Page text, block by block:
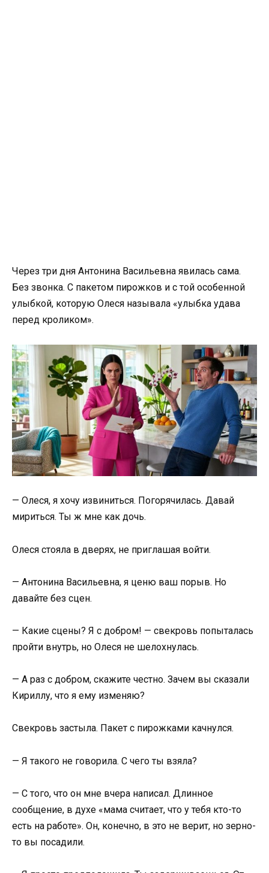
Через три дня Антонина Васильевна явилась сама.
Без звонка. С пакетом пирожков и с той особенной
улыбкой, которую Олеся называла «улыбка удава
перед кроликом».
— Олеся, я хочу извиниться. Погорячилась. Давай
мириться. Ты ж мне как дочь.
Олеся стояла в дверях, не приглашая войти.
— Антонина Васильевна, я ценю ваш порыв. Но
давайте без сцен.
— Какие сцены? Я с добром! — свекровь попыталась
пройти внутрь, но Олеся не шелохнулась.
— А раз с добром, скажите честно. Зачем вы сказали
Кириллу, что я ему изменяю?
Свекровь застыла. Пакет с пирожками качнулся.
— Я такого не говорила. С чего ты взяла?
— С того, что он мне вчера написал. Длинное
сообщение, в духе «мама считает, что у тебя кто-то
есть на работе». Он, конечно, в это не верит, но зерно-
то вы посадили.